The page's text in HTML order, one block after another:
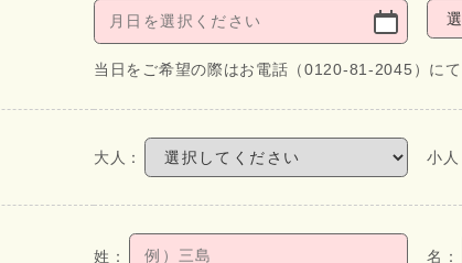
当日をご希望の際はお電話（0120-81-2045）にて